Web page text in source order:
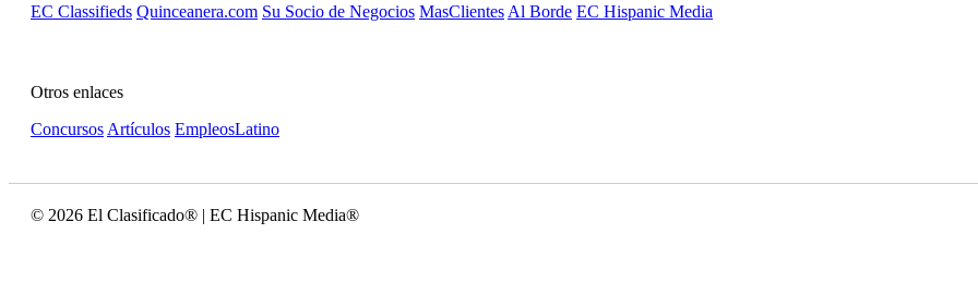
EC Classifieds Quinceanera.com Su Socio de Negocios MasClientes Al Borde EC Hispanic Media
Otros enlaces
Concursos Artículos EmpleosLatino
© 2026 El Clasificado® | EC Hispanic Media®